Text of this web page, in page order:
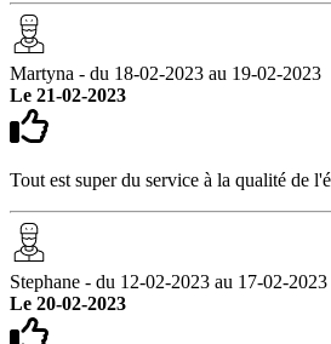
Martyna - du 18-02-2023 au 19-02-2023
Le 21-02-2023
Tout est super du service à la qualité de
Stephane - du 12-02-2023 au 17-02-2023
Le 20-02-2023